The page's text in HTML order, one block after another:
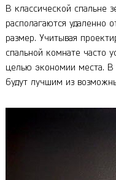
В классической спальне
располагаются удаленно
размер. Учитывая
спальной комнате часто
целью экономии места. В
будут лучшим из